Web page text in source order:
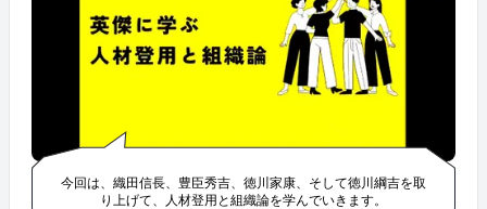
今回は、織田信長、豊臣秀吉、徳川家康、そして徳川綱吉を取
り上げて、人材登用と組織論を学んでいきます。